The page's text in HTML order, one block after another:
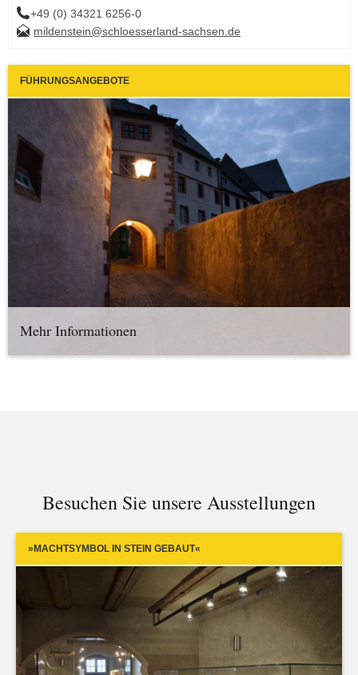
+49 (0) 34321 6256-0
mildenstein@schloesserland-sachsen.de
FÜHRUNGSANGEBOTE
Mehr Informationen
Besuchen Sie unsere Ausstellungen
»MACHTSYMBOL IN STEIN GEBAUT«